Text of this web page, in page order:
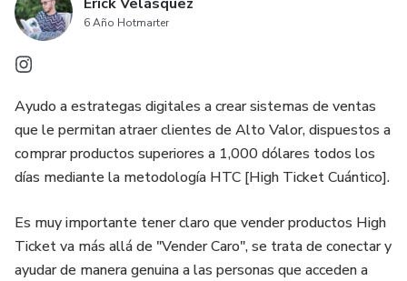
6 Año Hotmarter
Ayudo a estrategas digitales a crear sistemas de ventas
que le permitan atraer clientes de Alto Valor, dispuestos a
comprar productos superiores a 1,000 dólares todos los
días mediante la metodología HTC [High Ticket Cuántico].
Es muy importante tener claro que vender productos High
Ticket va más allá de "Vender Caro", se trata de conectar y
ayudar de manera genuina a las personas que acceden a